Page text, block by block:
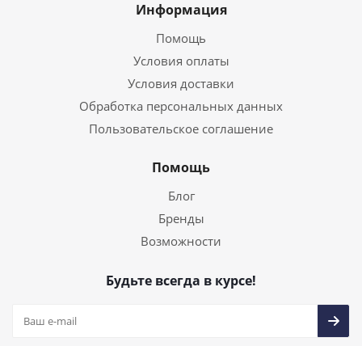
Информация
Помощь
Условия оплаты
Условия доставки
Обработка персональных данных
Пользовательское соглашение
Помощь
Блог
Бренды
Возможности
Будьте всегда в курсе!